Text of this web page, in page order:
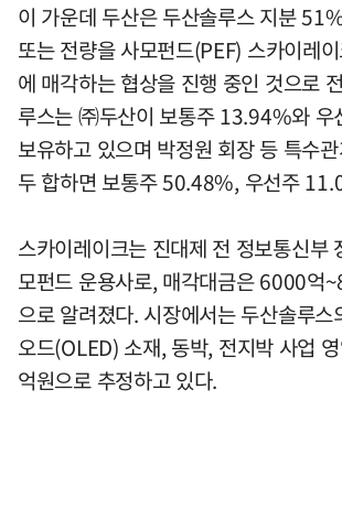
이 가운데 두산은 두산솔루스 지분
또는 전량을 사모펀드(PEF) 스카이레
에 매각하는 협상을 진행 중인 것으로
루스는 ㈜두산이 보통주 13.94%와
보유하고 있으며 박정원 회장 등 특수
두 합하면 보통주 50.48%, 우선주
스카이레이크는 진대제 전 정보통신부
모펀드 운용사로, 매각대금은 6000억
으로 알려졌다. 시장에서는 두산솔루스
오드(OLED) 소재, 동박, 전지박 사업
억원으로 추정하고 있다.